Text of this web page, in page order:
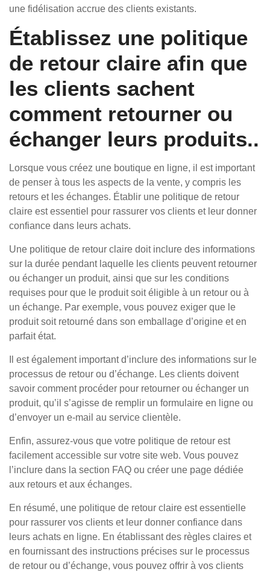
une fidélisation accrue des clients existants.
Établissez une politique
de retour claire afin que
les clients sachent
comment retourner ou
échanger leurs produits..
Lorsque vous créez une boutique en ligne, il est important
de penser à tous les aspects de la vente, y compris les
retours et les échanges. Établir une politique de retour
claire est essentiel pour rassurer vos clients et leur donner
confiance dans leurs achats.
Une politique de retour claire doit inclure des informations
sur la durée pendant laquelle les clients peuvent retourner
ou échanger un produit, ainsi que sur les conditions
requises pour que le produit soit éligible à un retour ou à
un échange. Par exemple, vous pouvez exiger que le
produit soit retourné dans son emballage d’origine et en
parfait état.
Il est également important d’inclure des informations sur le
processus de retour ou d’échange. Les clients doivent
savoir comment procéder pour retourner ou échanger un
produit, qu’il s’agisse de remplir un formulaire en ligne ou
d’envoyer un e-mail au service clientèle.
Enfin, assurez-vous que votre politique de retour est
facilement accessible sur votre site web. Vous pouvez
l’inclure dans la section FAQ ou créer une page dédiée
aux retours et aux échanges.
En résumé, une politique de retour claire est essentielle
pour rassurer vos clients et leur donner confiance dans
leurs achats en ligne. En établissant des règles claires et
en fournissant des instructions précises sur le processus
de retour ou d’échange, vous pouvez offrir à vos clients